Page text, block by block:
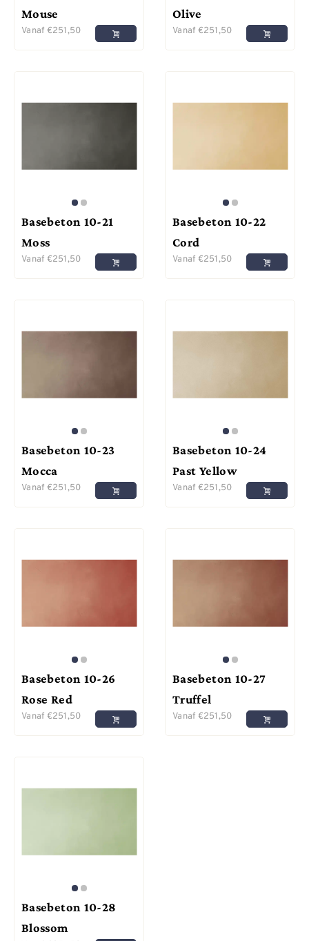
Mouse
Vanaf €251,50
Olive
Vanaf €251,50
Basebeton 10-21
Moss
Vanaf €251,50
Basebeton 10-22
Cord
Vanaf €251,50
Basebeton 10-23
Mocca
Vanaf €251,50
Basebeton 10-24
Past Yellow
Vanaf €251,50
Basebeton 10-26
Rose Red
Vanaf €251,50
Basebeton 10-27
Truffel
Vanaf €251,50
Basebeton 10-28
Blossom